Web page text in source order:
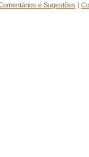
e Sugestões |